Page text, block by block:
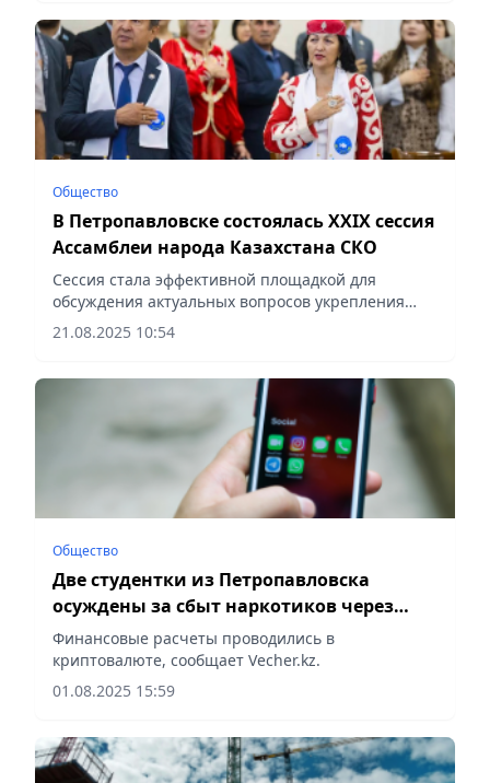
Общество
В Петропавловске состоялась XXIX сессия
Ассамблеи народа Казахстана СКО
Сессия стала эффективной площадкой для
обсуждения актуальных вопросов укрепления
единства и общественного согласия,
сообщает Vecher.kz.
21.08.2025 10:54
Общество
Две студентки из Петропавловска
осуждены за сбыт наркотиков через
Telegram
Финансовые расчеты проводились в
криптовалюте, сообщает Vecher.kz.
01.08.2025 15:59